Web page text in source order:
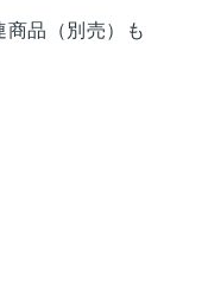
商品（別売）も